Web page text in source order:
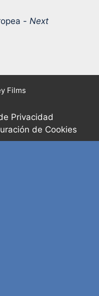
- Next
Films
Privacidad
de Cookies